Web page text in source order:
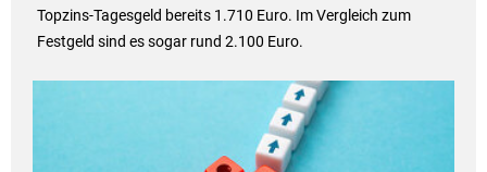
Topzins-Tagesgeld bereits 1.710 Euro. Im Vergleich zum
Festgeld sind es sogar rund 2.100 Euro.